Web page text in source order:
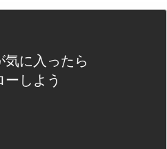
気に入ったら
ーしよう